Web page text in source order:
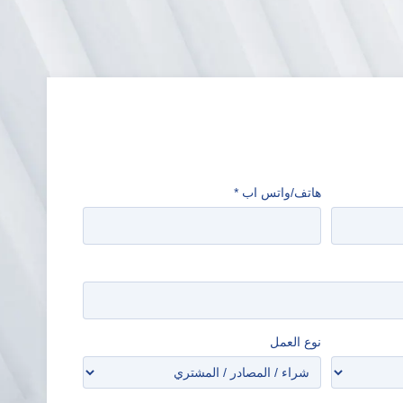
هاتف/واتس اب *
نوع العمل